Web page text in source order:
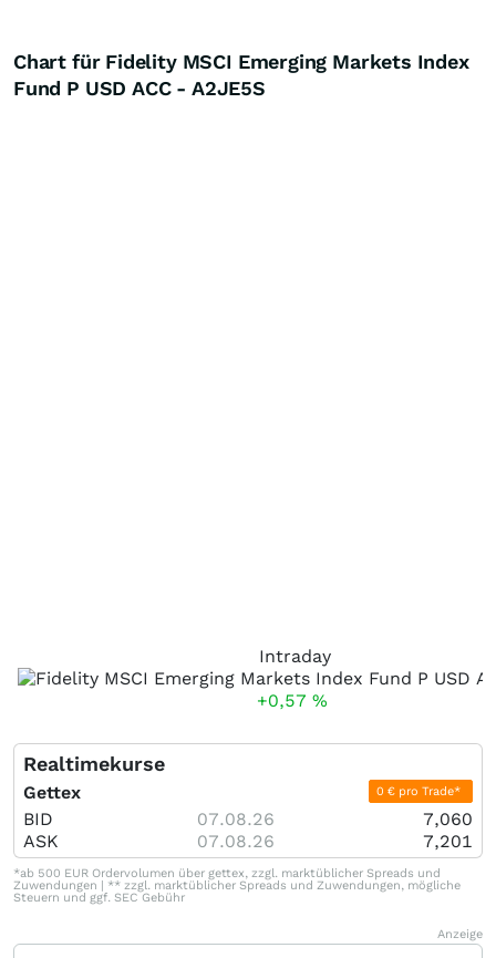
Chart für Fidelity MSCI Emerging Markets Index
Fund P USD ACC - A2JE5S
Intraday
+0,57 %
Realtimekurse
Gettex 0 € pro Trade*
BID 07.08.26
7,060
ASK
07.08.26 7,201
*ab 500 EUR Ordervolumen über gettex, zzgl. marktüblicher Spreads und
Zuwendungen | ** zzgl. marktüblicher Spreads und Zuwendungen, mögliche
Steuern und ggf. SEC Gebühr
Anzeige